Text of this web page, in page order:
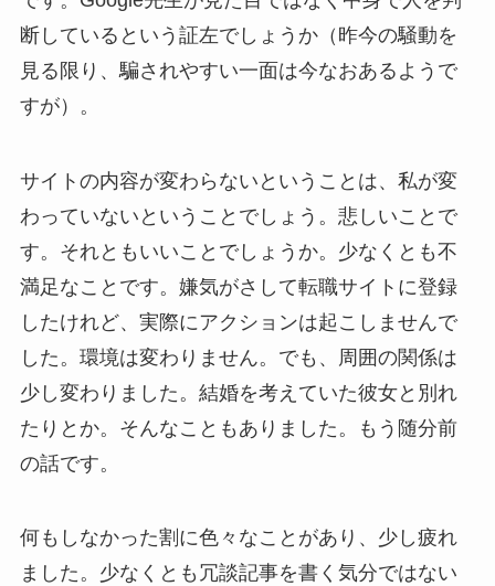
断しているという証左でしょうか（昨今の騒動を
見る限り、騙されやすい一面は今なおあるようで
すが）。
サイトの内容が変わらないということは、私が変
わっていないということでしょう。悲しいことで
す。それともいいことでしょうか。少なくとも不
満足なことです。嫌気がさして転職サイトに登録
したけれど、実際にアクションは起こしませんで
した。環境は変わりません。でも、周囲の関係は
少し変わりました。結婚を考えていた彼女と別れ
たりとか。そんなこともありました。もう随分前
の話です。
何もしなかった割に色々なことがあり、少し疲れ
ました。少なくとも冗談記事を書く気分ではない